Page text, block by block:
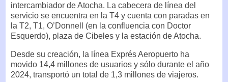
intercambiador de Atocha. La cabecera de línea del
servicio se encuentra en la T4 y cuenta con paradas en
la T2, T1, O’Donnell (en la confluencia con Doctor
Esquerdo), plaza de Cibeles y la estación de Atocha.
Desde su creación, la línea Exprés Aeropuerto ha
movido 14,4 millones de usuarios y sólo durante el año
2024, transportó un total de 1,3 millones de viajeros.